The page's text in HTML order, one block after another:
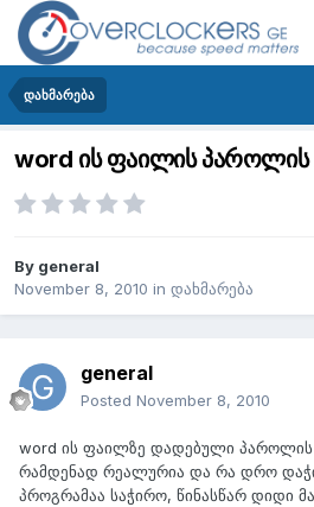
დახმარება
word ის ფაილის პაროლის
By general
November 8, 2010 in დახმარება
general
Posted November 8, 2010
word ის ფაილზე დადებული პაროლის
რამდენად რეალურია და რა დრო
პროგრამაა საჭირო, წინასწარ დიდი